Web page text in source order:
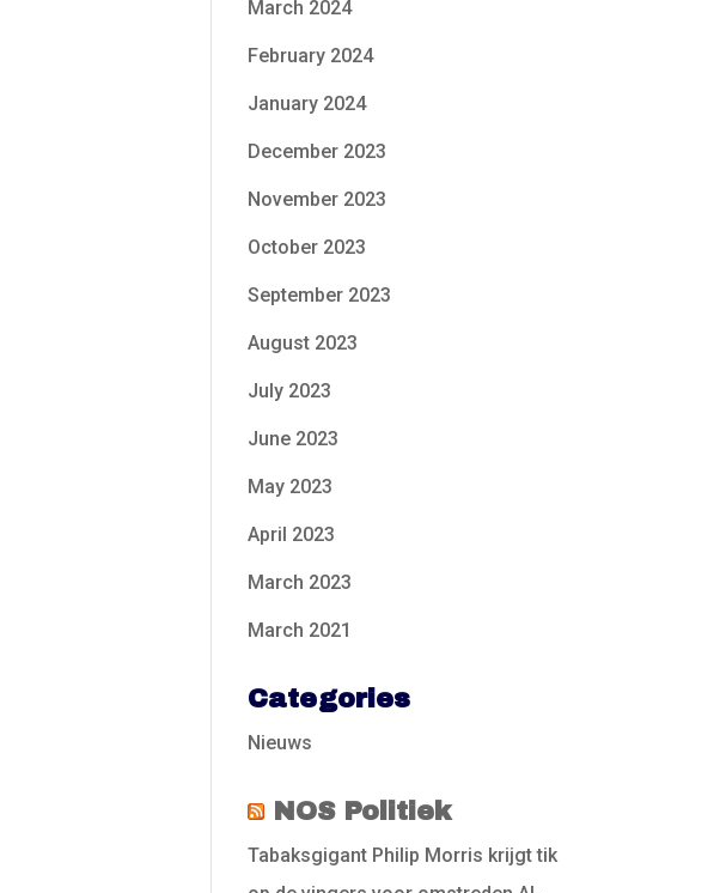
March 2024
February 2024
January 2024
December 2023
November 2023
October 2023
September 2023
August 2023
July 2023
June 2023
May 2023
April 2023
March 2023
March 2021
Categories
Nieuws
NOS Politiek
Tabaksgigant Philip Morris krijgt tik